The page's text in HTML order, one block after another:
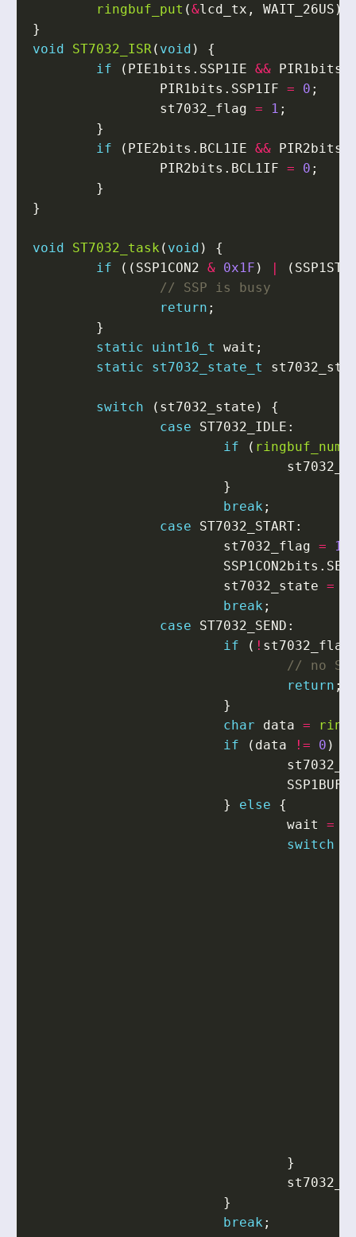
ringbuf_put (&lcd_tx , WAIT_26US );
}
void
ST7032_ISR ( void )
{
if
( PIE1bits . SSP1IE && PIR1bits
PIR1bits . SSP1IF = 0 ;
st7032_flag = 1 ;
}
if
( PIE2bits . BCL1IE && PIR2bits
PIR2bits . BCL1IF = 0 ;
}
}
void ST7032_task ( void )
{
if
(( SSP1CON2 & 0x1F ) | (
return ;
}
static
uint16_t wait ;
static
st7032_state_t
switch ( st7032_state )
{
case
ST7032_IDLE :
if
( ringbuf_num
}
break ;
case
ST7032_START:
st7032_flag = 1
SSP1CON2bits . SEN
st7032_state =
break ;
case
ST7032_SEND :
if
( ! st7032_flag
return ;
}
char
data =
if
( data != 0 )
SSP1BUF
}
else
{
wait
=
switch
}
}
break ;